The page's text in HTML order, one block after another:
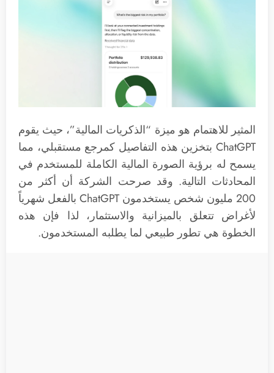
المثير للاهتمام هو ميزة “الذكريات المالية”، حيث يقوم
ChatGPT بتخزين هذه التفاصيل كمرجع مستقبلي، مما
يسمح له برؤية الصورة المالية الكاملة للمستخدم في
المحادثات التالية. وقد صرحت الشركة أن أكثر من
200 مليون شخص يستخدمون ChatGPT بالفعل شهرياً
لأغراض تتعلق بالميزانية والاستثمار، لذا فإن هذه
الخطوة هي تطور طبيعي لما يطلبه المستخدمون.